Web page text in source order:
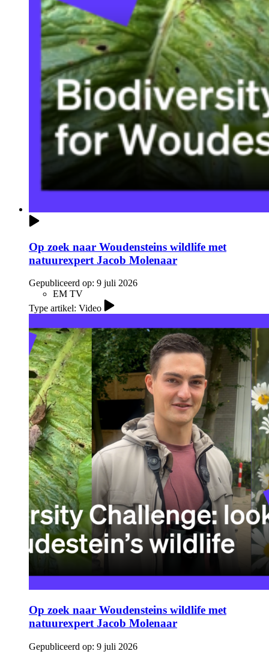
Op zoek naar Woudensteins wildlife met
natuurexpert Jacob Molenaar
Gepubliceerd op: 9 juli 2026
EM TV
Type artikel: Video
Op zoek naar Woudensteins wildlife met
natuurexpert Jacob Molenaar
Gepubliceerd op: 9 juli 2026